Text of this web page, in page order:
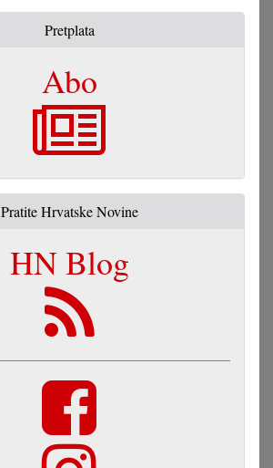
Pretplata
Abo
Pratite Hrvatske Novine
HN Blog